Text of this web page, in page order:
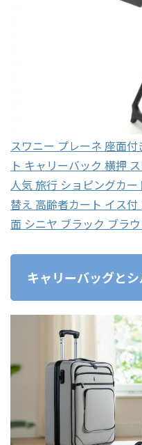
スワニー プレーネ 座面
ト キャリーバック 横押
人気 旅行 ショピングカ
替え 高齢者カート イス
面 シニヤ ブラック ブラ
キャリーバッグと